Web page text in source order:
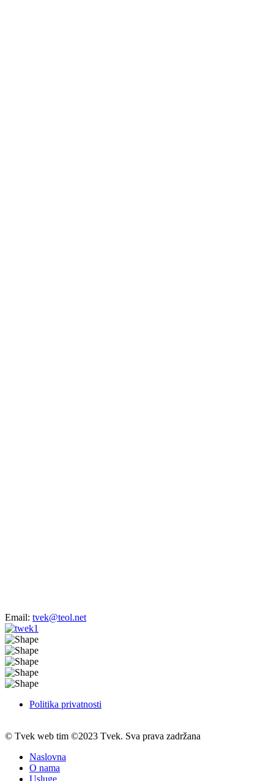
Email: tvek@teol.net
Politika privatnosti
© Tvek web tim ©2023 Tvek. Sva prava zadržana
Naslovna
O nama